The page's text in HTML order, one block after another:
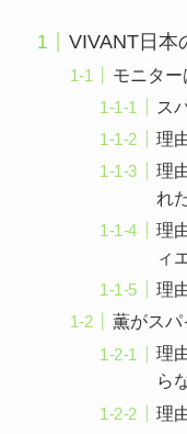
VIVANT日本
モニター
ス
理
理
れ
理
ィ
理
薫がスパ
理
ら
理